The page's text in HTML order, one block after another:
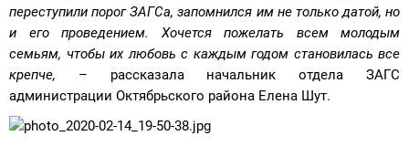
переступили порог ЗАГСа, запомнился им не только датой, но
и его проведением. Хочется пожелать всем молодым
семьям, чтобы их любовь с каждым годом становилась все
крепче, – рассказала начальник отдела ЗАГС
администрации Октябрьского района Елена Шут.